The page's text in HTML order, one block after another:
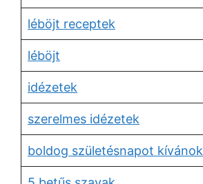
léböjt receptek
léböjt
idézetek
szerelmes idézetek
boldog születésnapot kívánok